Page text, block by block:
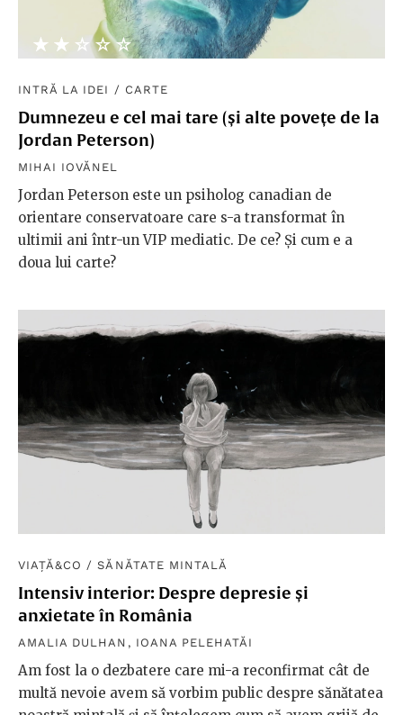
★★★★★
☆☆☆☆☆
INTRĂ LA IDEI / CARTE
Dumnezeu e cel mai tare (și alte povețe de la
Jordan Peterson)
MIHAI IOVĂNEL
Jordan Peterson este un psiholog canadian de
orientare conservatoare care s-a transformat în
ultimii ani într-un VIP mediatic. De ce? Și cum e a
doua lui carte?
VIAȚĂ&CO /SĂNĂTATE MINTALĂ
Intensiv interior: Despre depresie și
anxietate în România
AMALIA DULHAN , IOANA PELEHATĂI
Am fost la o dezbatere care mi-a reconfirmat cât de
multă nevoie avem să vorbim public despre sănătatea